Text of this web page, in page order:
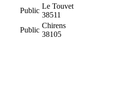
Public
Le Touvet
38511
Public
Chirens
38105